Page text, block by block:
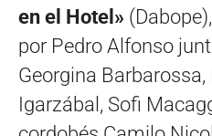
en el Hotel»
por Pedro Alfonso
Georgina
Igarzábal, Sofi